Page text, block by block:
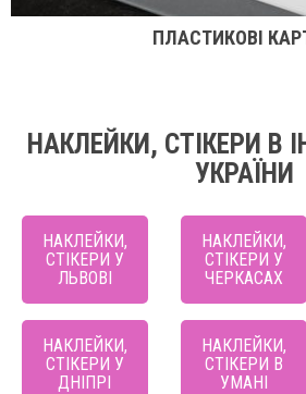
ПЛАСТИКОВІ
НАКЛЕЙКИ, СТІКЕРИ В
УКРАЇНИ
НАКЛЕЙКИ,
СТІКЕРИ У
ЛЬВОВІ
НАКЛЕЙКИ,
СТІКЕРИ У
ЧЕРКАСАХ
НАКЛЕЙКИ,
СТІКЕРИ У
ДНІПРІ
НАКЛЕЙКИ,
СТІКЕРИ В
УМАНІ